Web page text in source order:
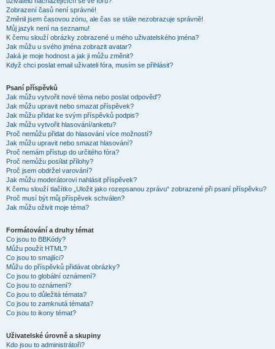
Zobrazení časů není správné!
Změnil jsem časovou zónu, ale čas se stále nezobrazuje správně!
Můj jazyk není na seznamu!
K čemu slouží obrázky zobrazené u mého uživatelského jména?
Jak můžu u svého jména zobrazit avatar?
Jaká je moje hodnost a jak ji můžu změnit?
Když chci poslat email uživateli fóra, musím se přihlásit?
Psaní příspěvků
Jak můžu vytvořit nové téma nebo poslat odpověď?
Jak můžu upravit nebo smazat příspěvek?
Jak můžu přidat ke svým příspěvků podpis?
Jak můžu vytvořit hlasování/anketu?
Proč nemůžu přidat do hlasování více možností?
Jak můžu upravit nebo smazat hlasování?
Proč nemám přístup do určitého fóra?
Proč nemůžu posílat přílohy?
Proč jsem obdržel varování?
Jak můžu moderátorovi nahlásit příspěvek?
K čemu slouží tlačítko „Uložit jako rozepsanou zprávu“ zobrazené při psaní příspěvku?
Proč musí být můj příspěvek schválen?
Jak můžu oživit moje téma?
Formátování a druhy témat
Co jsou to BBKódy?
Můžu použít HTML?
Co jsou to smajlíci?
Můžu do příspěvků přidávat obrázky?
Co jsou to globální oznámení?
Co jsou to oznámení?
Co jsou to důležitá témata?
Co jsou to zamknutá témata?
Co jsou to ikony témat?
Uživatelské úrovně a skupiny
Kdo jsou to administrátoři?